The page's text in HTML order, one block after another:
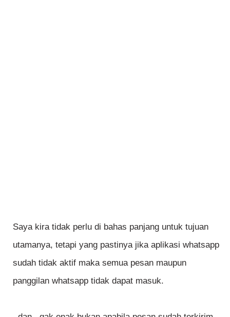
Saya kira tidak perlu di bahas panjang untuk tujuan
utamanya, tetapi yang pastinya jika aplikasi whatsapp
sudah tidak aktif maka semua pesan maupun
panggilan whatsapp tidak dapat masuk.